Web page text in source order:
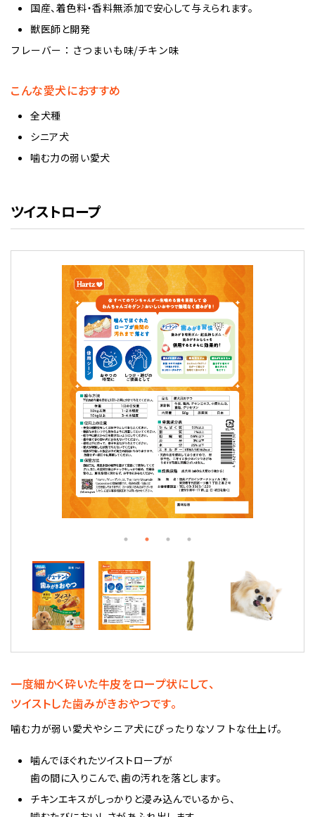
国産、着色料・香料無添加で安心して与えられます。
獣医師と開発
フレーバー：さつまいも味/チキン味
こんな愛犬におすすめ
全犬種
シニア犬
噛む力の弱い愛犬
ツイストロープ
一度細かく砕いた牛皮をロープ状にして、
ツイストした歯みがきおやつです。
噛む力が弱い愛犬やシニア犬にぴったりなソフトな仕上げ。
噛んでほぐれたツイストロープが
歯の間に入りこんで、歯の汚れを落とします。
チキンエキスがしっかりと浸み込んでいるから、